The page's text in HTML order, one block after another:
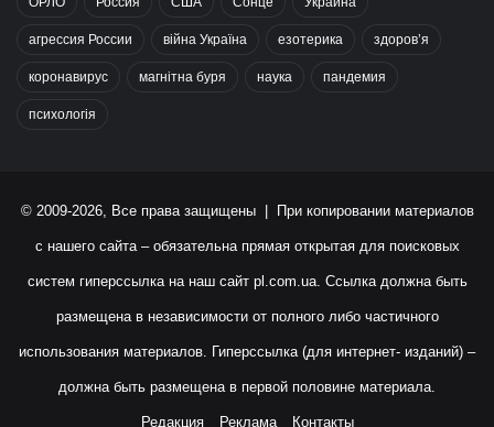
агрессия России війна Україна езотерика здоров’я
коронавирус магнітна буря наука пандемия
психологія
© 2009-2026, Все права защищены | При копировании материалов
с нашего сайта – обязательна прямая открытая для поисковых
систем гиперссылка на наш сайт pl.com.ua. Ссылка должна быть
размещена в независимости от полного либо частичного
использования материалов. Гиперссылка (для интернет- изданий) –
должна быть размещена в первой половине материала.
Редакция Реклама Контакты